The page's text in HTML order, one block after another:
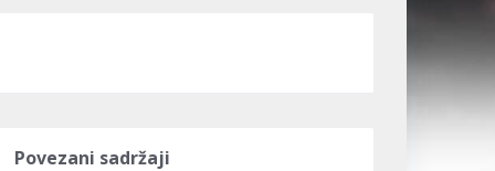
Povezani sadržaji